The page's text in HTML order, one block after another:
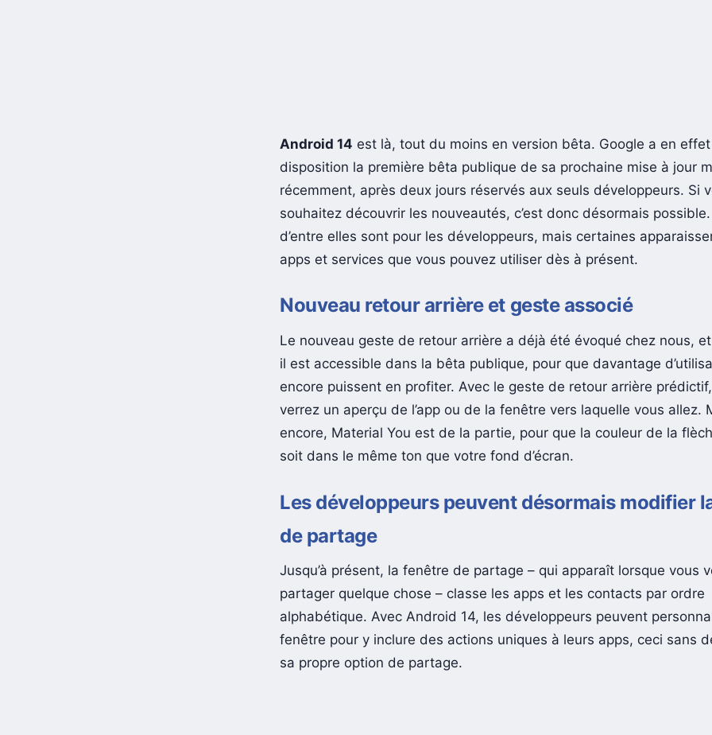
Android 14 est là, tout du moins en version bêta. Google a en
disposition la première bêta publique de sa prochaine mise à jour
récemment, après deux jours réservés aux seuls développeurs. Si
souhaitez découvrir les nouveautés, c’est donc désormais
d’entre elles sont pour les développeurs, mais certaines
apps et services que vous pouvez utiliser dès à présent.
Nouveau retour arrière et geste associé
Le nouveau geste de retour arrière a déjà été évoqué chez nous,
il est accessible dans la bêta publique, pour que davantage
encore puissent en profiter. Avec le geste de retour arrière
verrez un aperçu de l’app ou de la fenêtre vers laquelle vous allez.
encore, Material You est de la partie, pour que la couleur de la
soit dans le même ton que votre fond d’écran.
Les développeurs peuvent désormais modifier
de partage
Jusqu’à présent, la fenêtre de partage – qui apparaît lorsque vous
partager quelque chose – classe les apps et les contacts par ordre
alphabétique. Avec Android 14, les développeurs peuvent
fenêtre pour y inclure des actions uniques à leurs apps, ceci sans
sa propre option de partage.